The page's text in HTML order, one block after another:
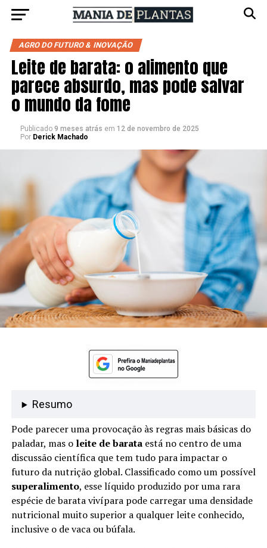
AGRO DO FUTURO & INOVAÇÃO
Leite de barata: o alimento que
parece absurdo, mas pode salvar
o mundo da fome
Publicado 9 meses atrás em 12 de novembro de 2025
Por Derick Machado
Resumo
Pode parecer uma provocação às regras mais básicas do
paladar, mas o leite de barataestá no centro de uma
discussão científica que tem tudo para impactar o
futuro da nutrição global. Classificado como um possível
superalimento, esse líquido produzido por uma rara
espécie de barata vivípara pode carregar uma densidade
nutricional muito superior a qualquer leite conhecido,
inclusive o de vaca ou búfala.